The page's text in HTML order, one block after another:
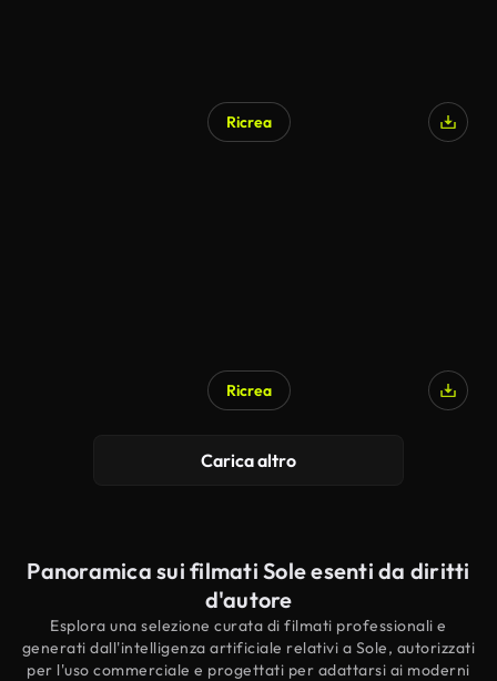
Ricrea
Ricrea
Carica altro
Panoramica sui filmati Sole esenti da diritti
d'autore
Esplora una selezione curata di filmati professionali e
generati dall'intelligenza artificiale relativi a Sole, autorizzati
per l'uso commerciale e progettati per adattarsi ai moderni